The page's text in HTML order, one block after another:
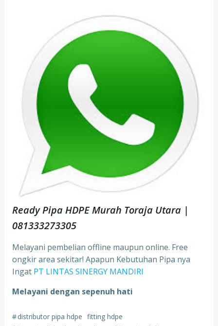
Ready Pipa HDPE Murah Toraja Utara |
081333273305
Melayani pembelian offline maupun online. Free
ongkir area sekitar! Apapun Kebutuhan Pipa nya
Ingat PT LINTAS SINERGY MANDIRI
Melayani dengan sepenuh hati
#distributor pipa hdpe fitting hdpe